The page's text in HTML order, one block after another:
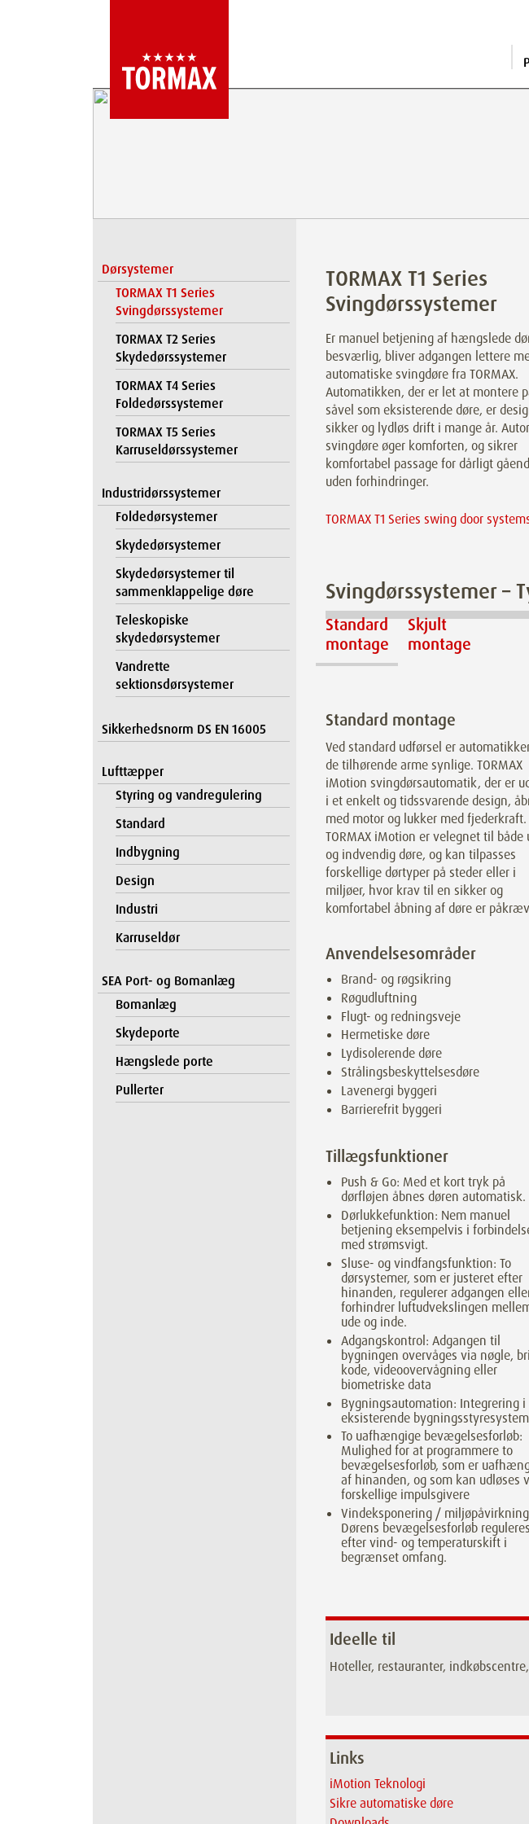
Dørsystemer
TORMAX T1 Series
Svingdørssystemer
TORMAX T2 Series
Skydedørssystemer
TORMAX T4 Series
Foldedørssystemer
TORMAX T5 Series
Karruseldørssystemer
Industridørssystemer
Foldedørsystemer
Skydedørsystemer
Skydedørsystemer til
sammenklappelige døre
Teleskopiske
skydedørsystemer
Vandrette
sektionsdørsystemer
Sikkerhedsnorm DS EN 16005
Lufttæpper
Styring og vandregulering
Standard
Indbygning
Design
Industri
Karruseldør
SEA Port- og Bomanlæg
Bomanlæg
Skydeporte
Hængslede porte
Pullerter
TORMAX T1 Series
Svingdørssystemer
Er manuel betjening af hængslede
besværlig, bliver adgangen lettere
automatiske svingdøre fra TORMAX.
Automatikken, der er let at montere
såvel som eksisterende døre, er
sikker og lydløs drift i mange år.
svingdøre øger komforten, og sikrer
komfortabel passage for dårligt
uden forhindringer.
TORMAX T1 Series swing door
Svingdørssystemer –
Standard
montage
Skjult
montage
Standard montage
Ved standard udførsel er
de tilhørende arme synlige. TORMAX
iMotion svingdørsautomatik, der er
i et enkelt og tidssvarende design,
med motor og lukker med fjederkraft.
TORMAX iMotion er velegnet til både
og indvendig døre, og kan tilpasses
forskellige dørtyper på steder eller i
miljøer, hvor krav til en sikker og
komfortabel åbning af døre er
Anvendelsesområder
Brand- og røgsikring
Røgudluftning
Flugt- og redningsveje
Hermetiske døre
Lydisolerende døre
Strålingsbeskyttelsesdøre
Lavenergi byggeri
Barrierefrit byggeri
Tillægsfunktioner
Push & Go: Med et kort tryk på
dørfløjen åbnes døren automatisk.
Dørlukkefunktion: Nem manuel
betjening eksempelvis i
med strømsvigt.
Sluse- og vindfangsfunktion: To
dørsystemer, som er justeret efter
hinanden, regulerer adgangen
forhindrer luftudvekslingen
ude og inde.
Adgangskontrol: Adgangen til
bygningen overvåges via nøgle,
kode, videoovervågning eller
biometriske data
Bygningsautomation: Integrering i
eksisterende
To uafhængige bevægelsesforløb:
Mulighed for at programmere to
bevægelsesforløb, som er
af hinanden, og som kan udløses
forskellige impulsgivere
Vindeksponering /
Dørens bevægelsesforløb reguleres
efter vind- og temperaturskift i
begrænset omfang.
Ideelle til
Hoteller, restauranter,
Links
iMotion Teknologi
Sikre automatiske døre